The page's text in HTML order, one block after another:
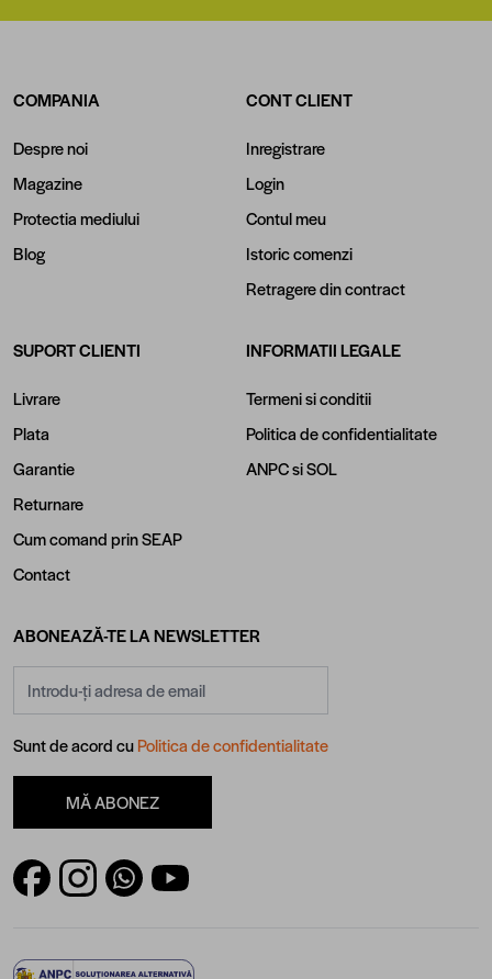
COMPANIA
Despre noi
Magazine
Protectia mediului
Blog
CONT CLIENT
Inregistrare
Login
Contul meu
Istoric comenzi
Retragere din contract
SUPORT CLIENTI
Livrare
Plata
Garantie
Returnare
Cum comand prin SEAP
Contact
INFORMATII LEGALE
Termeni si conditii
Politica de confidentialitate
ANPCsiSOL
ABONEAZĂ-TE LA NEWSLETTER
Sunt de acord cuPolitica de confidentialitate
MĂ ABONEZ